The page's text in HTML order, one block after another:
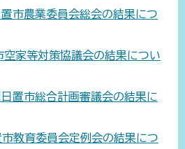
市農業委員会総会の結果につ
家等対策協議会の結果につい
置市総合計画審議会の結果に
教育委員会定例会の結果につ